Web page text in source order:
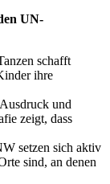
UN-
schafft
ihre
und
zeigt, dass
setzen sich aktiv
sind, an denen